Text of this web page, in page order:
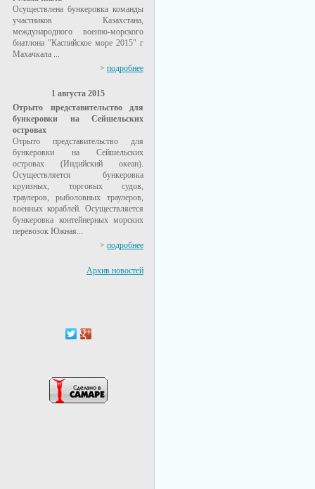
Осуществлена бункеровка команды
участников Казахстана,
международного военно-морского
биатлона "Каспийское море 2015" г
Махачкала ...
> подробнее
1 августа 2015
Отрыто представительство для
бункеровки на Сейшельских
островах
Отрыто представительство для
бункеровки на Сейшельских
островах (Индийский океан).
Осуществляется бункеровка
круизных, торговых судов,
траулеров, рыболовных траулеров,
военных кораблей. Осуществляется
бункеровка контейнерных морских
перевозок Южная...
> подробнее
Архив новостей